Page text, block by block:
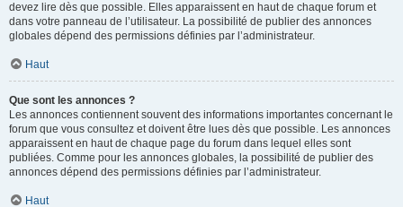
devez lire dès que possible. Elles apparaissent en haut de chaque forum et
dans votre panneau de l’utilisateur. La possibilité de publier des annonces
globales dépend des permissions définies par l’administrateur.
Haut
Que sont les annonces ?
Les annonces contiennent souvent des informations importantes concernant le
forum que vous consultez et doivent être lues dès que possible. Les annonces
apparaissent en haut de chaque page du forum dans lequel elles sont
publiées. Comme pour les annonces globales, la possibilité de publier des
annonces dépend des permissions définies par l’administrateur.
Haut